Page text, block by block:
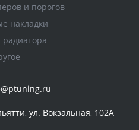
и порогов
накладки
радиатора
ул. Вокзальная, 102А